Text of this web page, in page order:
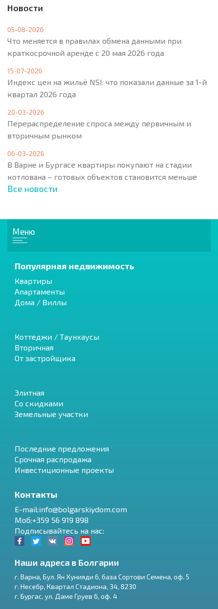
Новости
05-08-2026
Что меняется в правилах обмена данными при
краткосрочной аренде с 20 мая 2026 года
15-07-2026
Индекс цен на жильё NSI: что показали данные за 1-й
квартал 2026 года
20-03-2026
Перераспределение спроса между первичным и
вторичным рынком
06-03-2026
В Варне и Бургасе квартиры покупают на стадии
котлована – готовых объектов становится меньше
Все новости
Меню
Популярная недвижимость
Квартиры
Апартаменты
Дома / Виллы
Коттеджи / Таунхаусы
Вторичная
От застройщика
Элитная
Со скидками
Земельные участки
Последние предложения
Срочная распродажа
Инвестиционные проекты
Контакты
E-mail:info@bolgarskiydom.com
Моб:+359 56 919 898
Подписывайтесь на нас:
Наши адреса в Болгарии
г. Варна, Бул. Ян Хунияди 6, база Сортови Семена, оф. 5
г. Несебр, Квартал Стадиона, 34, 8230
г. Бургас, ул. Даме Груев 6, оф. 4